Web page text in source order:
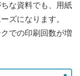
な資料でも、用紙
ズになります。
での印刷回数が増